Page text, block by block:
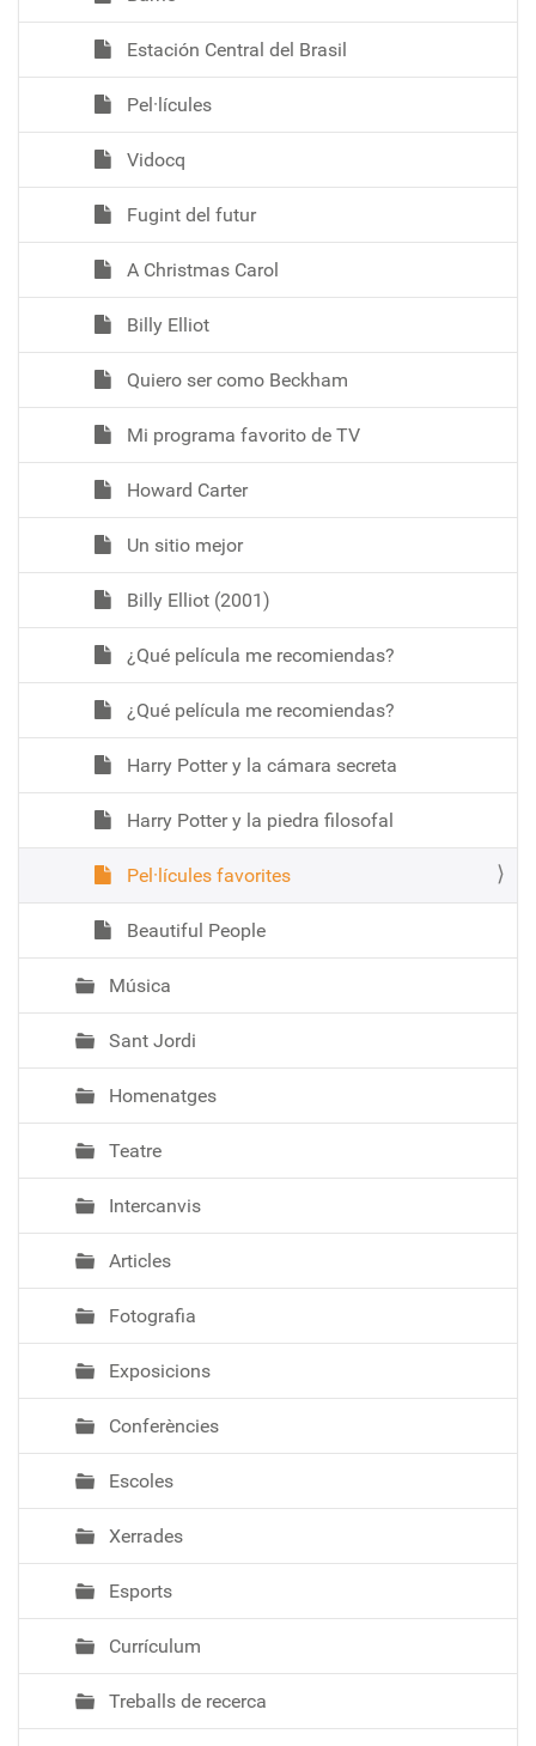
Estación Central del Brasil
Pel·lícules
Vidocq
Fugint del futur
A Christmas Carol
Billy Elliot
Quiero ser como Beckham
Mi programa favorito de TV
Howard Carter
Un sitio mejor
Billy Elliot (2001)
¿Qué película me recomiendas?
¿Qué película me recomiendas?
Harry Potter y la cámara secreta
Harry Potter y la piedra filosofal
Pel·lícules favorites
Beautiful People
Música
Sant Jordi
Homenatges
Teatre
Intercanvis
Articles
Fotografia
Exposicions
Conferències
Escoles
Xerrades
Esports
Currículum
Treballs de recerca